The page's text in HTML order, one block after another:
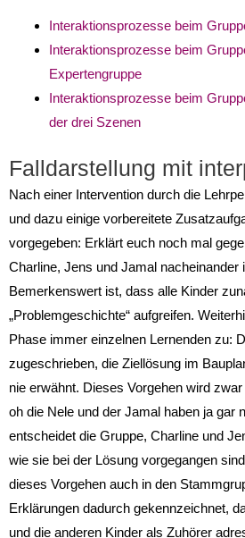
Interaktionsprozesse beim
Interaktionsprozesse beim
Expertengruppe
Interaktionsprozesse beim
der drei Szenen
Falldarstellung mit
Nach einer Intervention durch die
und dazu einige vorbereitete
vorgegeben: Erklärt euch noch mal
Charline, Jens und Jamal nacheinander
Bemerkenswert ist, dass alle Kinder
„Problemgeschichte“ auf­greifen.
Phase immer einzelnen Lernenden zu:
zugeschrieben, die Ziellösung im
nie erwähnt. Dieses Vorgehen wird
oh die Nele und der Jamal haben ja
entscheidet die Gruppe, Charline und
wie sie bei der Lösung vorgegangen
dieses Vorgehen auch in den
Erklärungen dadurch gekennzeichnet,
und die anderen Kinder als Zuhörer